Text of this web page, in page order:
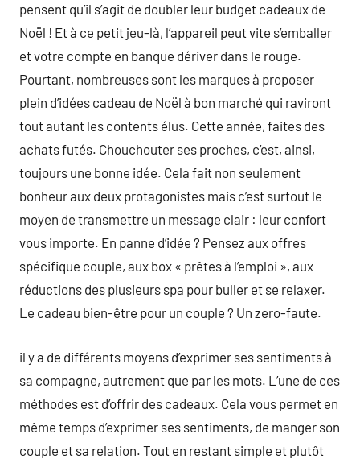
pensent qu’il s’agit de doubler leur budget cadeaux de
Noël ! Et à ce petit jeu-là, l’appareil peut vite s’emballer
et votre compte en banque dériver dans le rouge.
Pourtant, nombreuses sont les marques à proposer
plein d’idées cadeau de Noël à bon marché qui raviront
tout autant les contents élus. Cette année, faites des
achats futés. Chouchouter ses proches, c’est, ainsi,
toujours une bonne idée. Cela fait non seulement
bonheur aux deux protagonistes mais c’est surtout le
moyen de transmettre un message clair : leur confort
vous importe. En panne d’idée ? Pensez aux offres
spécifique couple, aux box « prêtes à l’emploi », aux
réductions des plusieurs spa pour buller et se relaxer.
Le cadeau bien-être pour un couple ? Un zero-faute.
il y a de différents moyens d’exprimer ses sentiments à
sa compagne, autrement que par les mots. L’une de ces
méthodes est d’offrir des cadeaux. Cela vous permet en
même temps d’exprimer ses sentiments, de manger son
couple et sa relation. Tout en restant simple et plutôt